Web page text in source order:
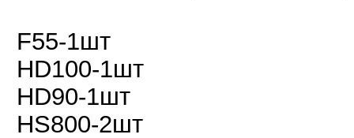
F55-1шт
HD100-1шт
HD90-1шт
HS800-2шт